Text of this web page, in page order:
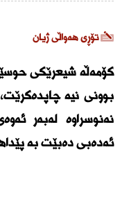
تۆڕی هەواڵی ژیان
كۆمەڵە شیعرێكی
بوونی نیە
نەنوسراوە لەبەر
ئەدەبی دەبێت بە